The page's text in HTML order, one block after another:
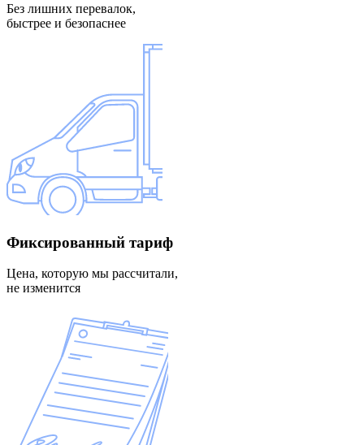
Без лишних перевалок,
быстрее и безопаснее
Фиксированный тариф
Цена, которую мы рассчитали,
не изменится